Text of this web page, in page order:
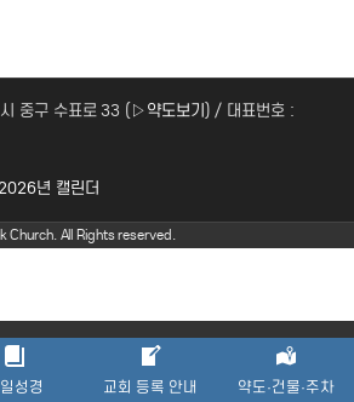
중구 수표로 33 (▷약도보기 ) / 대표번호 :
2026년 캘린더
Church. All Rights reserved.
성경 교회 등록 안내 약도·건물·주차